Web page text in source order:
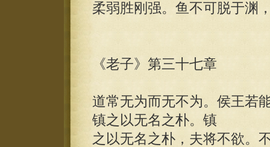
柔弱胜刚强。鱼不可脱于渊
《老子》第三十七章
道常无为而无不为。侯王若
镇之以无名之朴。镇
之以无名之朴，夫将不欲。